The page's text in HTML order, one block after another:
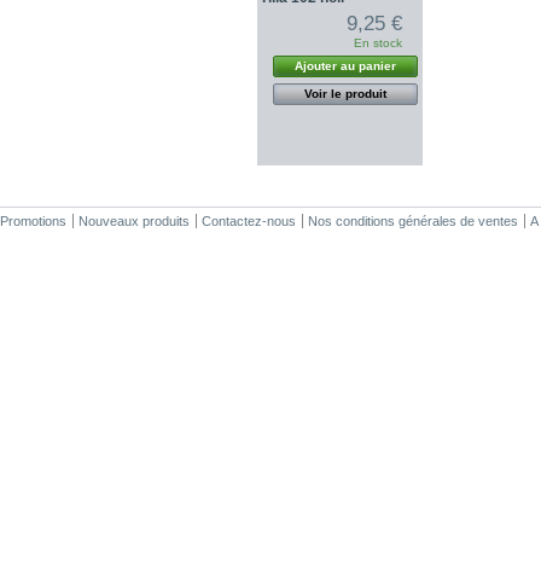
9,25 €
En stock
Ajouter au panier
Voir le produit
Promotions Nouveaux produits Contactez-nous Nos conditions générales de ventes A